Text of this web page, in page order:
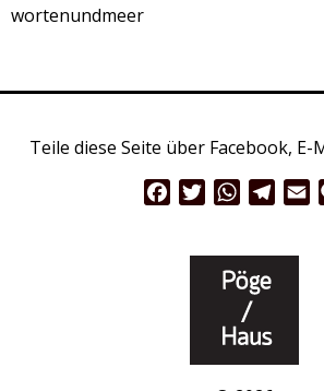
wortenundmeer
Teile diese Seite über Facebook, E-
FacebookTwitterWhatsApp